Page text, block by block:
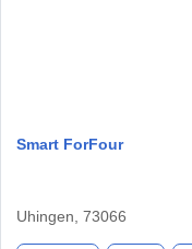
Smart ForFour
Uhingen, 73066